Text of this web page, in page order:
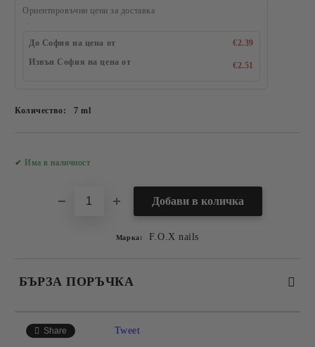
Ориентировъчни цени за доставка
До София на цена от
€2.39
Извън София на цена от
€2.51
Количество: 7 ml
✔ Има в наличност
Марка: F.O.X nails
БЪРЗА ПОРЪЧКА
Share Tweet